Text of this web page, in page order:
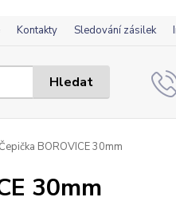
Kontakty Sledování zásilek
Hledat
BOROVICE 30mm
30mm